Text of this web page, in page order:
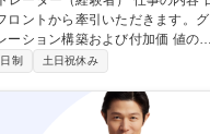
ロントから牽引いただきます。グ
ン構築および付加価 値の提
投資家に対し、最適な執行戦略の
ンサイトの提供を通じて、クラ
制 土日祝休み